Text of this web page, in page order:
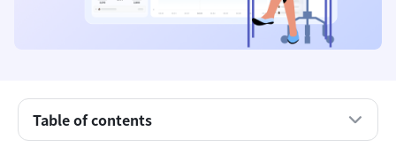
Table of contents
项目管理中的项目评分是什么？
为什么项目评分对现代组织很重要